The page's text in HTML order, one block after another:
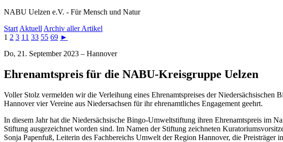
NABU Uelzen e.V. - Für Mensch und Natur
Start Aktuell Archiv aller Artikel
1 2 3 11 33 55 69 ►
Do, 21. September 2023 – Hannover
Ehrenamtspreis für die NABU-Kreisgruppe Uelzen
Voller Stolz vermelden wir die Verleihung eines Ehrenamtspreises der
Hannover vier Vereine aus Niedersachsen für ihr ehrenamtliches Engagement geehrt.
In diesem Jahr hat die Niedersächsische Bingo-Umweltstiftung ihren Ehrenamtspreis im
Stiftung ausgezeichnet worden sind. Im Namen der Stiftung zeichneten
Sonja Papenfuß, Leiterin des Fachbereichs Umwelt der Region Hannover, die Preisträger